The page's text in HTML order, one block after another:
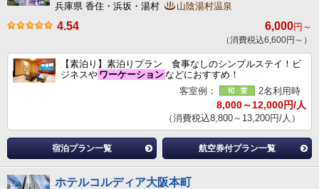
兵庫県 香住・浜坂・湯村 山陰湯村温泉
4.54 6,000円～
（消費税込6,600円～）
【素泊り】素泊りプラン 食事なしのシンプルステイ！ビ
ジネスや ワーケーションなどにおすすめ！
客室例：
2名利用時
8,000～12,000円/人
（消費税込8,800～13,200円/人）
宿泊プラン一覧 航空券付プラン一覧
ホテルコルディア大阪本町